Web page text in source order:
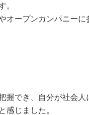
。
オープンカンパニー
握でき、自分が社会
感じました。